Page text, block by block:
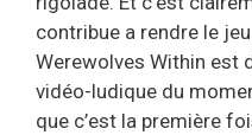
contribue a rendre le
Werewolves Within est
vidéo-ludique du
que c’est la première